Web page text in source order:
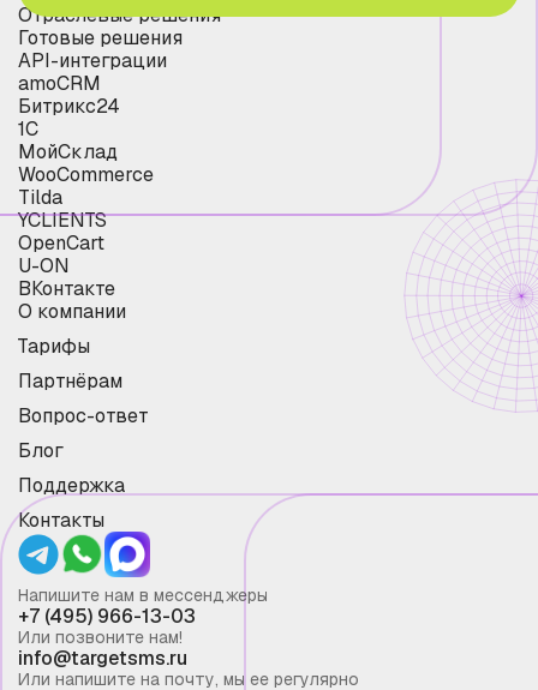
Отраслевые решения
Готовые решения
API-интеграции
amoCRM
Битрикс24
1С
МойСклад
WooCommerce
Tilda
YCLIENTS
OpenCart
U-ON
ВКонтакте
О компании
Тарифы
Партнёрам
Вопрос-ответ
Блог
Поддержка
Контакты
Напишите нам в мессенджеры
+7 (495) 966-13-03
Или позвоните нам!
info@targetsms.ru
Или напишите на почту, мы ее регулярно